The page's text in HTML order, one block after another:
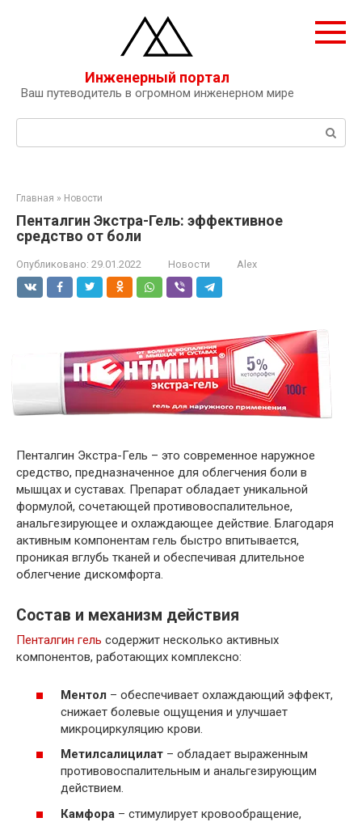
Инженерный портал
Ваш путеводитель в огромном инженерном мире
Поиск:
Главная » Новости
Пенталгин Экстра-Гель: эффективное
средство от боли
Опубликовано: 29.01.2022 Новости Alex
Пенталгин Экстра-Гель – это современное наружное
средство, предназначенное для облегчения боли в
мышцах и суставах. Препарат обладает уникальной
формулой, сочетающей противовоспалительное,
анальгезирующее и охлаждающее действие. Благодаря
активным компонентам гель быстро впитывается,
проникая вглубь тканей и обеспечивая длительное
облегчение дискомфорта.
Состав и механизм действия
Пенталгин гель содержит несколько активных
компонентов, работающих комплексно:
Ментол – обеспечивает охлаждающий эффект,
снижает болевые ощущения и улучшает
микроциркуляцию крови.
Метилсалицилат – обладает выраженным
противовоспалительным и анальгезирующим
действием.
Камфора – стимулирует кровообращение,